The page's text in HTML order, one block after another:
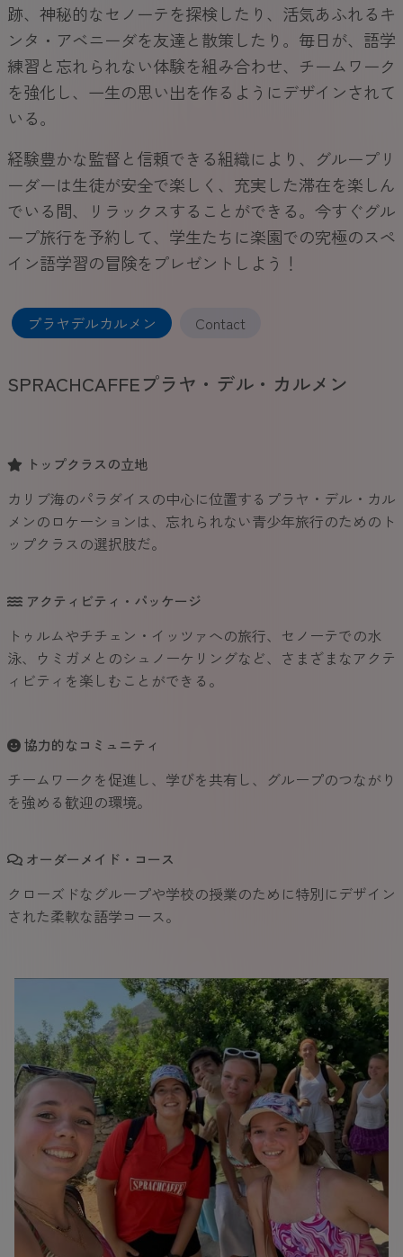
跡、神秘的なセノーテを探検したり、活気あふれるキ
ンタ・アベニーダを友達と散策したり。毎日が、語学
練習と忘れられない体験を組み合わせ、チームワーク
を強化し、一生の思い出を作るようにデザインされて
いる。
経験豊かな監督と信頼できる組織により、グループリ
ーダーは生徒が安全で楽しく、充実した滞在を楽しん
でいる間、リラックスすることができる。今すぐグル
ープ旅行を予約して、学生たちに楽園での究極のスペ
イン語学習の冒険をプレゼントしよう！
プラヤデルカルメン Contact
SPRACHCAFFEプラヤ・デル・カルメン
トップクラスの立地
カリブ海のパラダイスの中心に位置するプラヤ・デル・カル
メンのロケーションは、忘れられない青少年旅行のためのト
ップクラスの選択肢だ。
アクティビティ・パッケージ
トゥルムやチチェン・イッツァへの旅行、セノーテでの水
泳、ウミガメとのシュノーケリングなど、さまざまなアクテ
ィビティを楽しむことができる。
協力的なコミュニティ
チームワークを促進し、学びを共有し、グループのつながり
を強める歓迎の環境。
オーダーメイド・コース
クローズドなグループや学校の授業のために特別にデザイン
された柔軟な語学コース。